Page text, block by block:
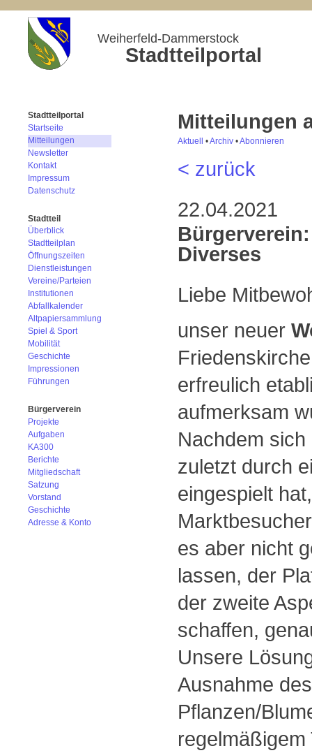
Weiherfeld-Dammerstock
Stadtteilportal
Stadtteilportal
Startseite
Mitteilungen
Newsletter
Kontakt
Impressum
Datenschutz
Stadtteil
Überblick
Stadtteilplan
Öffnungszeiten
Dienstleistungen
Vereine/Parteien
Institutionen
Abfallkalender
Altpapiersammlung
Spiel & Sport
Mobilität
Geschichte
Impressionen
Führungen
Bürgerverein
Projekte
Aufgaben
KA300
Berichte
Mitgliedschaft
Satzung
Vorstand
Geschichte
Adresse & Konto
Mitteilungen
Aktuell •Archiv •Abonnieren
< zurück
22.04.2021
Diverses
Liebe
unser neuer
erfreulich
aufmerksam
Nachdem
zuletzt durch
eingespielt
es aber nicht
lassen, der
der zweite
schaffen,
Unsere
Ausnahme
Pflanzen/